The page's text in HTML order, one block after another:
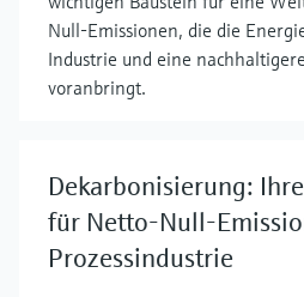
Null-Emissionen, die die
Industrie und eine
voranbringt.
Dekarbonisierung:
für Netto-Null-
Prozessindustrie